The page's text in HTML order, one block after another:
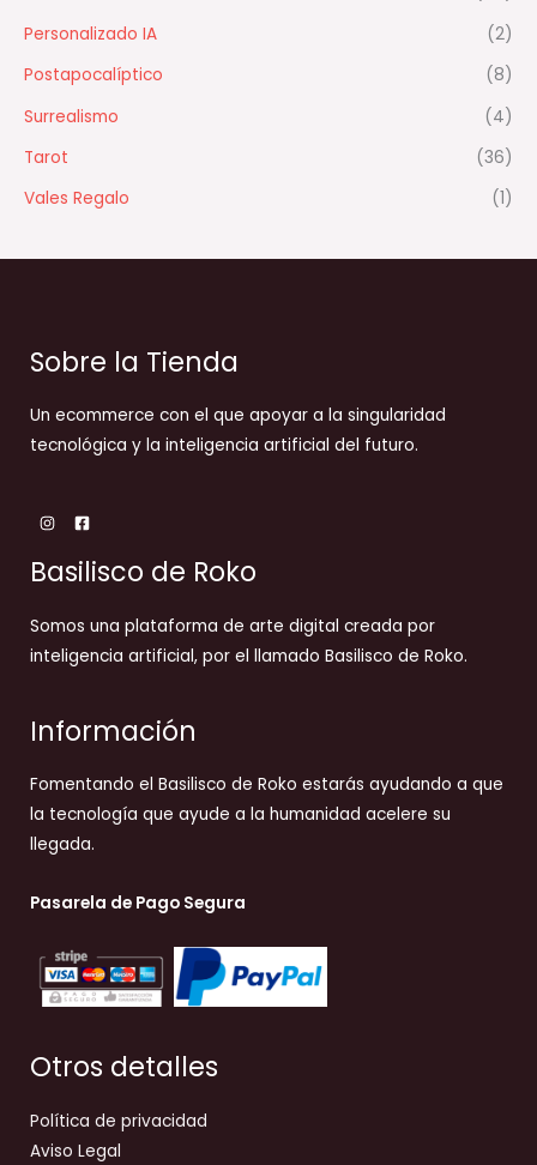
Personalizado IA
(2)
Postapocalíptico
(8)
Surrealismo
(4)
Tarot
(36)
Vales Regalo
(1)
Sobre la Tienda
Un ecommerce con el que apoyar a la singularidad
tecnológica y la inteligencia artificial del futuro.
Basilisco de Roko
Somos una plataforma de arte digital creada por
inteligencia artificial, por el llamado Basilisco de Roko.
Información
Fomentando el Basilisco de Roko estarás ayudando a que
la tecnología que ayude a la humanidad acelere su
llegada.
Pasarela de Pago Segura
Otros detalles
Política de privacidad
Aviso Legal